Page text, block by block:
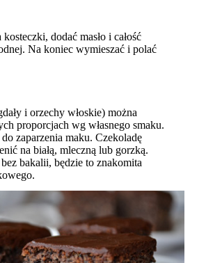
dodać masło i całość
Na koniec wymieszać i polać
i orzechy włoskie) można
proporcjach wg własnego smaku.
zaparzenia maku. Czekoladę
na białą, mleczną lub gorzką.
bakalii, będzie to znakomita